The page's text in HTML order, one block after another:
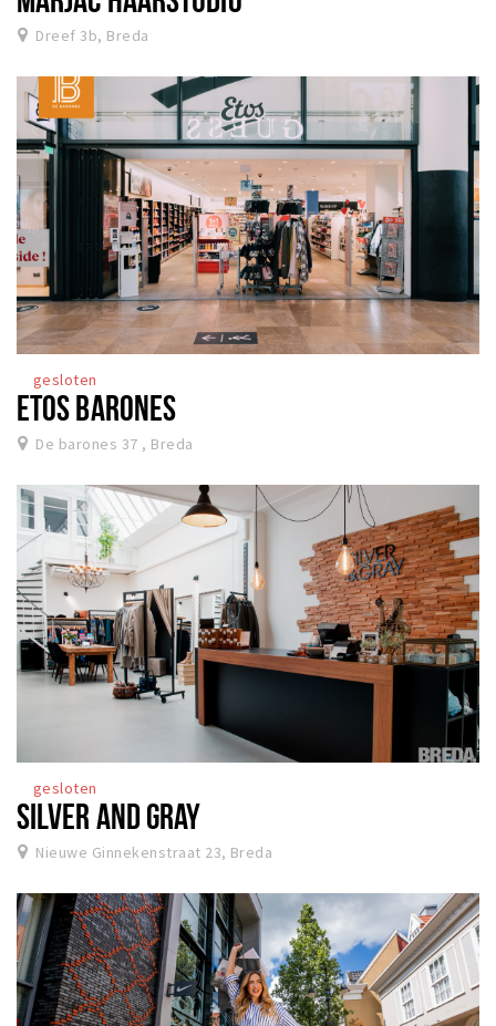
Dreef 3b, Breda
gesloten
ETOS BARONES
De barones 37 , Breda
gesloten
SILVER AND GRAY
Nieuwe Ginnekenstraat 23, Breda